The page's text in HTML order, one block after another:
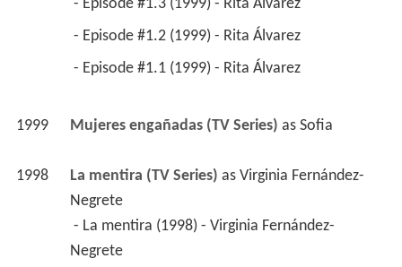
- Episode #1.3 (1999) - Rita Álvarez
- Episode #1.2 (1999) - Rita Álvarez
- Episode #1.1 (1999) - Rita Álvarez
1999 Mujeres engañadas (TV Series) as Sofia
1998 La mentira (TV Series) as Virginia Fernández-
Negrete
Negrete